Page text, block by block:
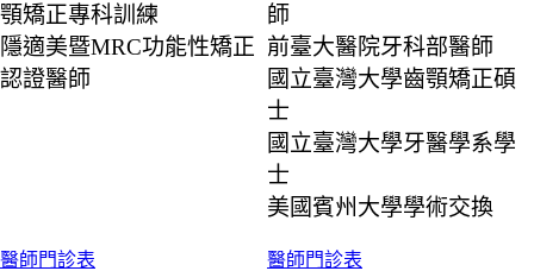
顎矯正專科訓練
隱適美暨MRC功能性矯正
認證醫師
師
前臺大醫院牙科部醫師
國立臺灣大學齒顎矯正碩
士
國立臺灣大學牙醫學系學
士
美國賓州大學學術交換
醫師門診表 醫師門診表